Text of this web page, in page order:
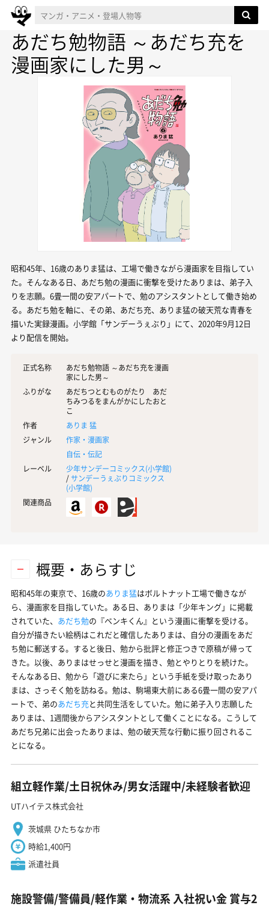
あだち勉物語 ～あだち充を
漫画家にした男～
昭和45年、16歳のありま猛は、工場で働きながら漫画家を目指してい
た。そんなある日、あだち勉の漫画に衝撃を受けたありまは、弟子入
りを志願。6畳一間の安アパートで、勉のアシスタントとして働き始め
る。あだち勉を軸に、その弟、あだち充、ありま猛の破天荒な青春を
描いた実録漫画。小学館「サンデーうぇぶり」にて、2020年9月12日
より配信を開始。
正式名称
あだち勉物語 ～あだち充を漫画
家にした男～
ふりがな
あだちつとむものがたり あだ
ちみつるをまんがかにしたおと
こ
作者
ありま 猛
ジャンル
作家・漫画家
自伝・伝記
レーベル
少年サンデーコミックス(小学館)
/ サンデーうぇぶりコミックス
(小学館)
関連商品
概要・あらすじ
昭和45年の東京で、16歳のありま猛はボルトナット工場で働きなが
ら、漫画家を目指していた。ある日、ありまは「少年キング」に掲載
されていた、 あだち勉の『ベンキくん』という漫画に衝撃を受ける。
自分が描きたい絵柄はこれだと確信したありまは、自分の漫画をあだ
ち勉に郵送する。すると後日、勉から批評と修正つきで原稿が帰って
きた。以後、ありまはせっせと漫画を描き、勉とやりとりを続けた。
そんなある日、勉から「遊びに来たら」という手紙を受け取ったあり
まは、さっそく勉を訪ねる。勉は、駒場東大前にある6畳一間の安アパ
ートで、弟のあだち充と共同生活をしていた。勉に弟子入り志願した
ありまは、1週間後からアシスタントとして働くことになる。こうして
あだち兄弟に出会ったありまは、勉の破天荒な行動に振り回されるこ
とになる。
組立軽作業/土日祝休み/男女活躍中/未経験者歓迎
UTハイテス株式会社
茨城県 ひたちなか市
時給1,400円
派遣社員
施設警備/警備員/軽作業・物流系 入社祝い金 賞与2